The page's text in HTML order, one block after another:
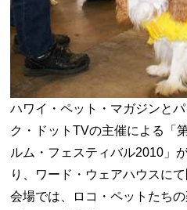
ハワイ・ペット・マガジンと
ク・ドットTVの主催による「
ルム・フェスティバル2010」
り、ワード・ウェアハウスにて
会場では、ロコ・ペットたち